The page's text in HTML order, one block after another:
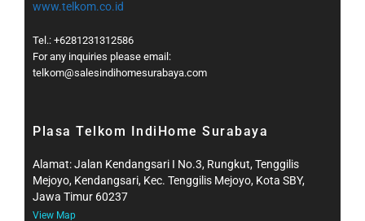
www.telkom.co.id
Tel.: +6281231312586
For any inquiries please email:
telkom@salesindihomesurabaya.com​
Plasa Telkom IndiHome Surabaya
Alamat: Jalan Kendangsari I No.3, Rungkut, Tenggilis
Mejoyo, Kendangsari, Kec. Tenggilis Mejoyo, Kota SBY,
Jawa Timur 60237
View Map